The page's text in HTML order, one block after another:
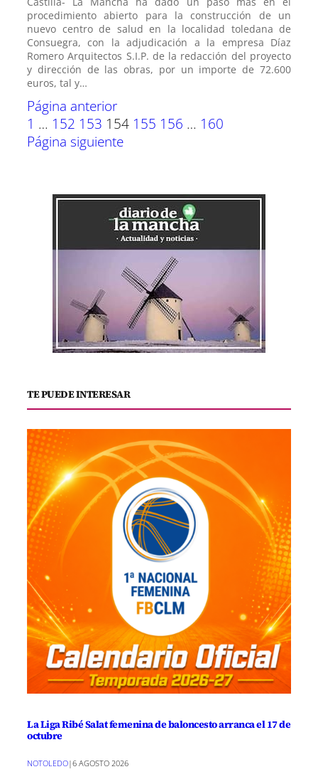
procedimiento abierto para la construcción de un
nuevo centro de salud en la localidad toledana de
Consuegra, con la adjudicación a la empresa Díaz
Romero Arquitectos S.I.P. de la redacción del proyecto
y dirección de las obras, por un importe de 72.600
euros, tal y…
Página anterior
1 … 152 153 154 155 156 … 160
Página siguiente
TE PUEDE INTERESAR
La Liga Ribé Salat femenina de baloncesto arranca el 17 de
octubre
NOTOLEDO|6 AGOSTO 2026